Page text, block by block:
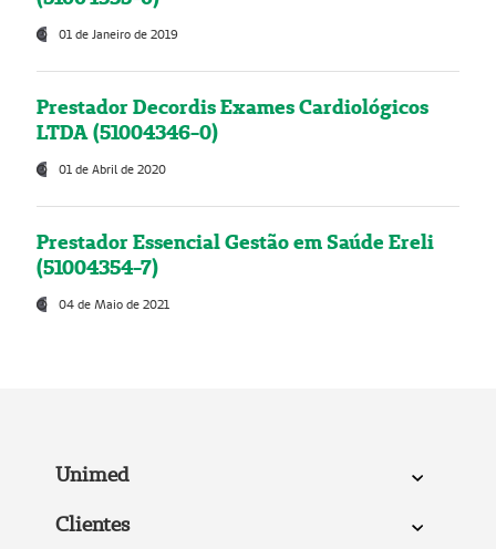
01 de Janeiro de 2019
Prestador Decordis Exames Cardiológicos
LTDA (51004346-0)
01 de Abril de 2020
Prestador Essencial Gestão em Saúde Ereli
(51004354-7)
04 de Maio de 2021
Unimed
Clientes